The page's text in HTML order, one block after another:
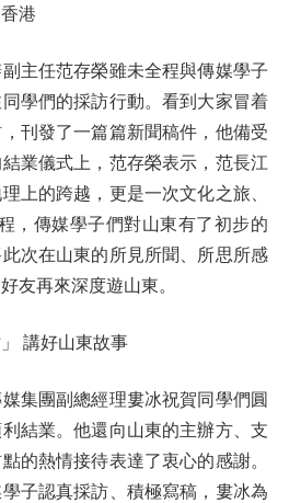
港
任范存榮雖未全程與傳媒學子
學們的採訪行動。看到大家冒着
刊發了一篇篇新聞稿件，他備受
業儀式上，范存榮表示，范長江
上的跨越，更是一次文化之旅、
，傳媒學子們對山東有了初步的
次在山東的所見所聞、所思所感
友再來深度遊山東。
講好山東故事
團副總經理婁冰祝賀同學們圓
結業。他還向山東的主辦方、支
的熱情接待表達了衷心的感謝。
子認真採訪、積極寫稿，婁冰為